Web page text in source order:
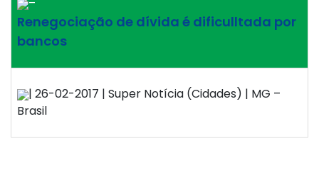
–
Renegociação de dívida é dificulltada por
bancos
| 26-02-2017 | Super Notícia (Cidades) | MG –
Brasil